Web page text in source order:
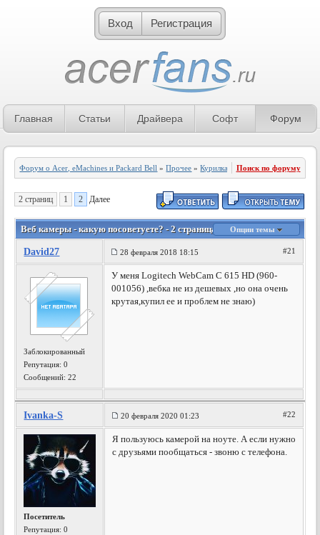
Вход Регистрация
Главная Статьи Драйвера Софт Форум
Форум о Acer, eMachines и Packard Bell »Прочее »Курилка Поиск по форуму
2 страниц 1 2 Далее
Веб камеры - какую посоветуете? - 2 страница Опции темы
David27 28 февраля 2018 18:15 #21
Заблокированный
Репутация:0
Сообщений: 22
У меня Lоgitech WebCam C 615 HD (960-
001056) ,вебка не из дешевых ,но она очень
крутая,купил ее и проблем не знаю)
Ivanka-S 20 февраля 2020 01:23 #22
Посетитель
Репутация:0
Я пользуюсь камерой на ноуте. А если нужно
с друзьями пообщаться - звоню с телефона.